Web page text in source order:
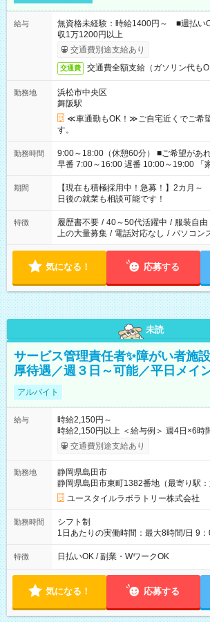
給与
無資格未経験：時給1400円～ ■週払
収1万1200円以上
交通費別途支給あり
交通費 交通費全額支給（ガソリン代も
勤務地
浜松市中央区
舞阪駅
≪車通勤もOK！≫ご自宅近くでご希
す。
勤務時間
9:00～18:00（休憩60分） ■ご希望があれば下記シフトもOK！
早番 7:00～16:00 遅番 10:00～19:00 「家族と休みを合わせた
い」 「余裕を持って夕飯の準備がした
たくない」 など、ご希望を教えてくださいね。 ※W
の方へ 今ご覧のお仕事で希望する勤務時
の勤務時間。 合計で週40時間を超える
期間
【現在も積極採用中！急募！】2カ月
日後の就業も相談可能です！
特徴 履歴書不要 / 40～50代活躍中 / 服装自由
上の大量募集 / 電話対応なし / パソコン
気になる！ 応募する
未読
サービス管理責任者✨障がい者施
厚待遇／週３日～可能／平日メイ
アルバイト
給与
時給2,150円～
時給2,150円以上 ＜給与例＞ 週4日×6時間×2,150円＝約206,000
円 【試用期間】試用期間あり 試用期間の長さ：3ヶ月 雇用形
態、給与は本採用時と同じです。
交通費別途支給あり
勤務地
静岡県島田市
静岡県島田市東町1382番地（最寄り駅：
ユースタイルラボラトリー株式会社
勤務時間
シフト制
1日あたりの実働時間：最大8時間/日 9
ト制（4時間以上） ※週3日～OK ※休
数・時間に関しては応相談
特徴 日払いOK / 副業・WワークOK
気になる！ 応募する